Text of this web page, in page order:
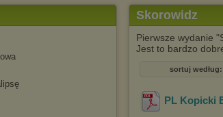
Skorowidz
Pierwsze wydanie
Jest to bardzo
sortuj według:
PL Kopicki